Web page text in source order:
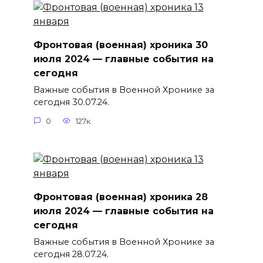
Фронтовая (военная) хроника 30
июля 2024 — главные события на
сегодня
Важные события в Военной Хронике за
сегодня 30.07.24.
0 127к.
Фронтовая (военная) хроника 28
июля 2024 — главные события на
сегодня
Важные события в Военной Хронике за
сегодня 28.07.24.